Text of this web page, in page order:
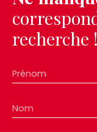
recherche !
Prénom
Nom